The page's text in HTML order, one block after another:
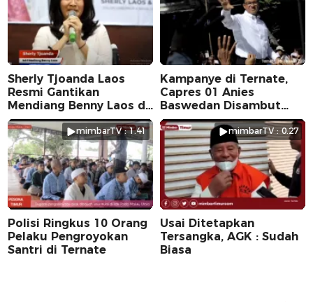
Sherly Tjoanda Laos
Resmi Gantikan
Mendiang Benny Laos di
Pilkada 2024
Kampanye di Ternate,
Capres 01 Anies
Baswedan Disambut
Ribuan Warga
mimbarTV : 1.41
Polisi Ringkus 10 Orang
Pelaku Pengroyokan
Santri di Ternate
mimbarTV : 0.27
Usai Ditetapkan
Tersangka, AGK : Sudah
Biasa